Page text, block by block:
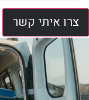
צרו איתי קשר